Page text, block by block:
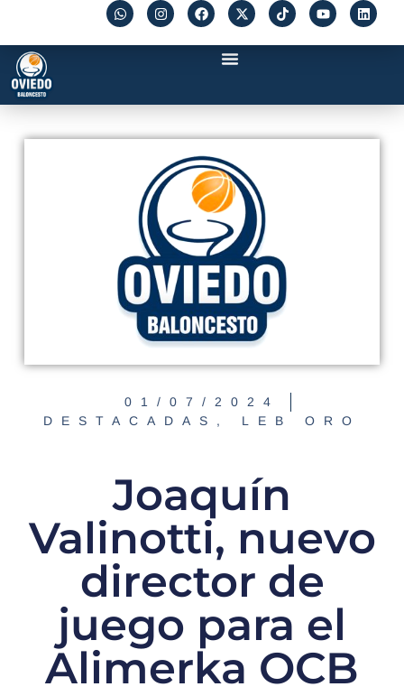
01/07/2024
DESTACADAS , LEB ORO
Joaquín
Valinotti, nuevo
director de
juego para el
Alimerka OCB